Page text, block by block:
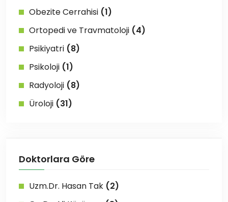
Obezite Cerrahisi (1)
Ortopedi ve Travmatoloji (4)
Psikiyatri (8)
Psikoloji (1)
Radyoloji (8)
Üroloji (31)
Doktorlara Göre
Uzm.Dr. Hasan Tak (2)